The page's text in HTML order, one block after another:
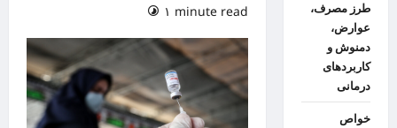
۱ minute read
طرز مصرف،
عوارض،
دمنوش و
کاربردهای
درمانی
خواص